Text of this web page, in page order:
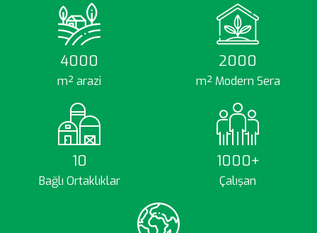
4000
m² arazi
2000
m² Modern Sera
10
Bağlı Ortaklıklar
1000+
Çalışan